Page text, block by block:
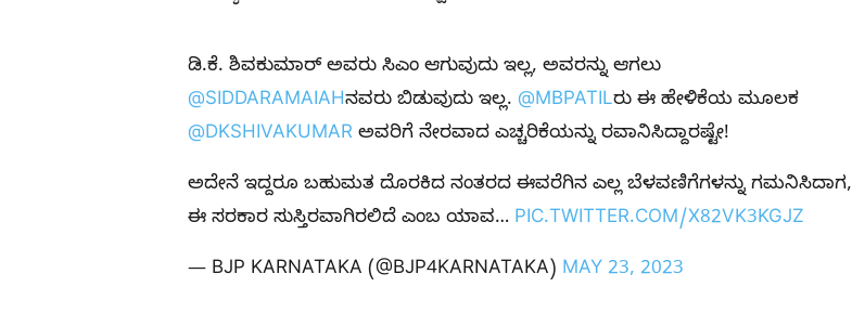
ಡಿ.ಕೆ. ಶಿವಕುಮಾರ್ ಅವರು ಸಿಎಂ ಆಗುವುದು ಇಲ್ಲ, ಅವರನ್ನು ಆಗಲು
@SIDDARAMAIAHನವರು ಬಿಡುವುದು ಇಲ್ಲ. @MBPATILರು ಈ ಹೇಳಿಕೆಯ ಮೂಲಕ
@DKSHIVAKUMAR ಅವರಿಗೆ ನೇರವಾದ ಎಚ್ಚರಿಕೆಯನ್ನು ರವಾನಿಸಿದ್ದಾರಷ್ಟೇ!
ಅದೇನೆ ಇದ್ದರೂ ಬಹುಮತ ದೊರಕಿದ ನಂತರದ ಈವರೆಗಿನ ಎಲ್ಲ ಬೆಳವಣಿಗೆಗಳನ್ನು ಗಮನಿಸಿದಾಗ,
ಈ ಸರಕಾರ ಸುಸ್ತಿರವಾಗಿರಲಿದೆ ಎಂಬ ಯಾವ… PIC.TWITTER.COM/X82VK3KGJZ
— BJP KARNATAKA (@BJP4KARNATAKA) MAY 23, 2023